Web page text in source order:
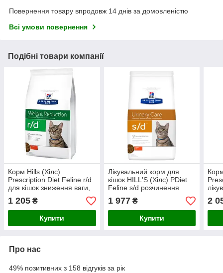
Повернення товару впродовж 14 днів за домовленістю
Всі умови повернення
Подібні товари компанії
Корм Hills (Хілс)
Prescription Diet Feline r/d
для кішок зниження ваги,
1 205 ₴
Купити
Лікувальний корм для
кішок HILL'S (Хілс) PDiet
Feline s/d розчинення
Акція!
1 977₴
Купити
2
Про нас
49% позитивних з 158 відгуків за рік